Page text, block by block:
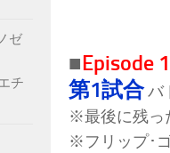
■Episode 1
第1試合バ
※最後に残っ
※フリップ･
ゼ
チ